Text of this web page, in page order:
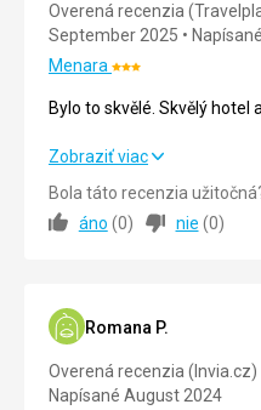
nachádza.
Historické
Overená recenzia
September 2025
MenaraHodnotenie:
3/5
Bylo to skvělé. Skvělý hotel
Bylo to skvělé. Skvělý hotel
Strava
Služby
Cena
Zobraziť viac
Bola táto recenzia
áno (0) nie (0)
Romana P.
Overená recenzia (Invia.cz)
Napísané August 2024